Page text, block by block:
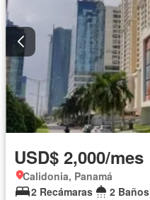
USD$ 2,000/mes
Calidonia, Panamá
2 Recámaras
2 Baños